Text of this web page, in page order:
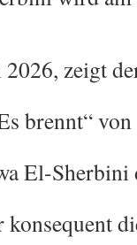
zeigt
brennt“
El-Sherbini